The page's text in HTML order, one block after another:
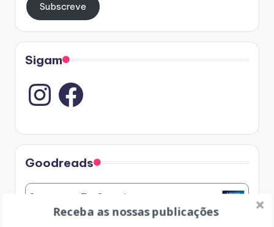
Subscreve
Sigam
Instagram
Goodreads
Conta-me o Teu Segredo
Dorothy Koomson
Receba as nossas publicações